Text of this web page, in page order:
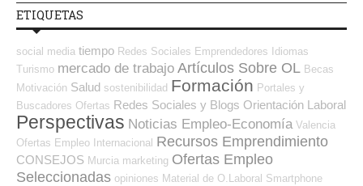
ETIQUETAS
social media tiempo Redes Sociales Emprendedores Idiomas
Turismo mercado de trabajo Artículos Sobre OL Becas
Motivación Salud sostenibilidad Formación Portales y
Buscadores Ofertas Redes Sociales y Blogs Orientación Laboral
Perspectivas Noticias Empleo-Economía Valencia
Ofertas Empleo Internacional Recursos Emprendimiento
CONSEJOS Murcia marketing Ofertas Empleo
Seleccionadas opiniones Material de O.Laboral Smartphone